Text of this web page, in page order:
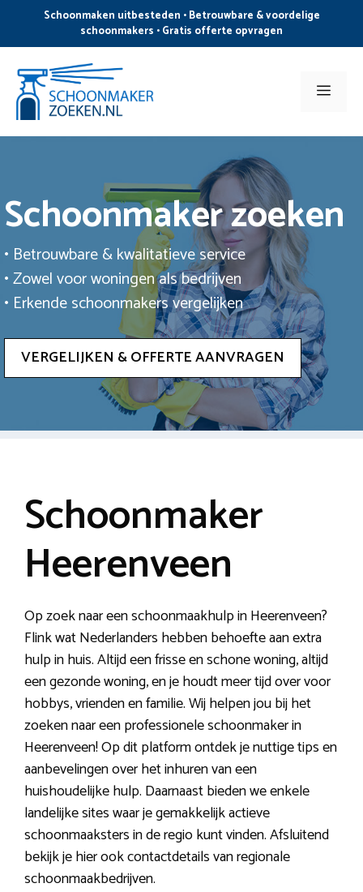
de
inhoud
Schoonmaken uitbesteden • Betrouwbare & voordelige
schoonmakers • Gratis offerte opvragen
Menu
Schoonmaker zoeken
• Betrouwbare & kwalitatieve service
• Zowel voor woningen als bedrijven
• Erkende schoonmakers vergelijken
VERGELIJKEN & OFFERTE AANVRAGEN
Schoonmaker
Heerenveen
Op zoek naar een schoonmaakhulp in Heerenveen?
Flink wat Nederlanders hebben behoefte aan extra
hulp in huis. Altijd een frisse en schone woning, altijd
een gezonde woning, en je houdt meer tijd over voor
hobbys, vrienden en familie. Wij helpen jou bij het
zoeken naar een professionele schoonmaker in
Heerenveen! Op dit platform ontdek je nuttige tips en
aanbevelingen over het inhuren van een
huishoudelijke hulp. Daarnaast bieden we enkele
landelijke sites waar je gemakkelijk actieve
schoonmaaksters in de regio kunt vinden. Afsluitend
bekijk je hier ook contactdetails van regionale
schoonmaakbedrijven.